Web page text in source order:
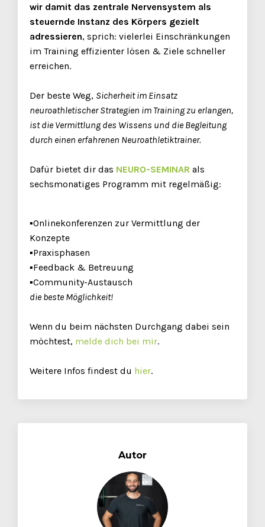
wir damit das zentrale Nervensystem als
steuernde Instanz des Körpers gezielt
adressieren, sprich: vielerlei Einschränkungen
im Training effizienter lösen & Ziele schneller
erreichen.
Der beste Weg, Sicherheit im Einsatz
neuroathletischer Strategien im Training zu erlangen,
ist die Vermittlung des Wissens und die Begleitung
durch einen erfahrenen Neuroathletiktrainer.
Dafür bietet dir das NEURO-SEMINAR als
sechsmonatiges Programm mit regelmäßig:
▪️Onlinekonferenzen zur Vermittlung der
Konzepte
▪️Praxisphasen
▪️Feedback & Betreuung
▪️Community-Austausch
die beste Möglichkeit!
Wenn du beim nächsten Durchgang dabei sein
möchtest, melde dich bei mir.
Weitere Infos findest du hier.
Autor